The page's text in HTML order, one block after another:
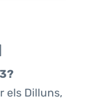
els Dilluns,